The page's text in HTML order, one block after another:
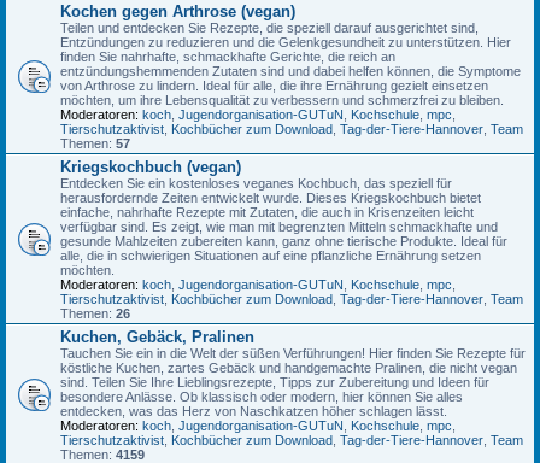
Kochen gegen Arthrose (vegan)
Teilen und entdecken Sie Rezepte, die speziell darauf ausgerichtet sind,
Entzündungen zu reduzieren und die Gelenkgesundheit zu unterstützen. Hier
finden Sie nahrhafte, schmackhafte Gerichte, die reich an
entzündungshemmenden Zutaten sind und dabei helfen können, die Symptome
von Arthrose zu lindern. Ideal für alle, die ihre Ernährung gezielt einsetzen
möchten, um ihre Lebensqualität zu verbessern und schmerzfrei zu bleiben.
Moderatoren: koch Jugendorganisation-GUTuN Kochschule mpc
Tierschutzaktivist Kochbücher zum Download Tag-der-Tiere-Hannover Team
Themen: 57
Kriegskochbuch (vegan)
Entdecken Sie ein kostenloses veganes Kochbuch, das speziell für
herausfordernde Zeiten entwickelt wurde. Dieses Kriegskochbuch bietet
einfache, nahrhafte Rezepte mit Zutaten, die auch in Krisenzeiten leicht
verfügbar sind. Es zeigt, wie man mit begrenzten Mitteln schmackhafte und
gesunde Mahlzeiten zubereiten kann, ganz ohne tierische Produkte. Ideal für
alle, die in schwierigen Situationen auf eine pflanzliche Ernährung setzen
möchten.
Moderatoren: koch Jugendorganisation-GUTuN Kochschule mpc
Tierschutzaktivist Kochbücher zum Download Tag-der-Tiere-Hannover Team
Themen: 26
Kuchen, Gebäck, Pralinen
Tauchen Sie ein in die Welt der süßen Verführungen! Hier finden Sie Rezepte für
köstliche Kuchen, zartes Gebäck und handgemachte Pralinen, die nicht vegan
sind. Teilen Sie Ihre Lieblingsrezepte, Tipps zur Zubereitung und Ideen für
besondere Anlässe. Ob klassisch oder modern, hier können Sie alles
entdecken, was das Herz von Naschkatzen höher schlagen lässt.
Moderatoren: koch Jugendorganisation-GUTuN Kochschule mpc
Tierschutzaktivist Kochbücher zum Download Tag-der-Tiere-Hannover Team
Themen: 4159